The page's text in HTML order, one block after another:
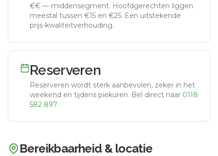
€€ — middensegment. Hoofdgerechten liggen
meestal tussen €15 en €25. Een uitstekende
prijs-kwaliteitverhouding.
Reserveren
Reserveren wordt sterk aanbevolen, zeker in het
weekend en tijdens piekuren. Bel direct naar 0118
582 897.
Bereikbaarheid & locatie